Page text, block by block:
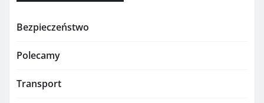
Bezpieczeństwo
Polecamy
Transport